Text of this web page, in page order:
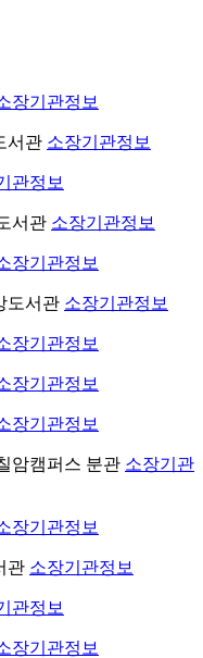
장기관정보
서관 소장기관정보
관정보
서관 소장기관정보
장기관정보
도서관 소장기관정보
장기관정보
장기관정보
장기관정보
암캠퍼스 분관 소장기관
장기관정보
관 소장기관정보
관정보
장기관정보